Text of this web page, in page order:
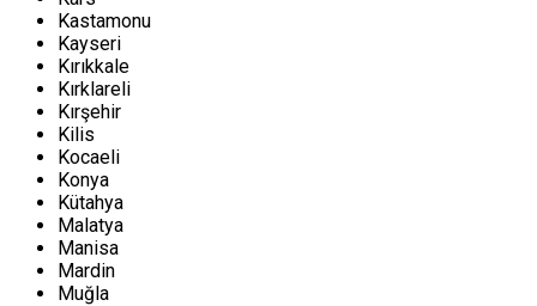
Kastamonu
Kayseri
Kırıkkale
Kırklareli
Kırşehir
Kilis
Kocaeli
Konya
Kütahya
Malatya
Manisa
Mardin
Muğla